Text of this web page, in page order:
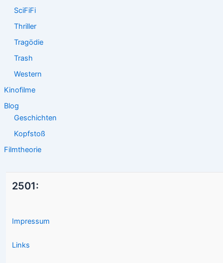
SciFiFi
Thriller
Tragödie
Trash
Western
Kinofilme
Blog
Geschichten
Kopfstoß
Filmtheorie
2501:
Impressum
Links